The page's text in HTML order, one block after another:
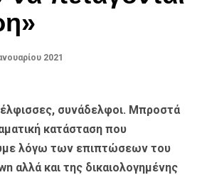
2021
συνάδελφοι. Μπροστά
κατάσταση που
λόγω των επιπτώσεων του
αλλά και της δικαιολογημένης